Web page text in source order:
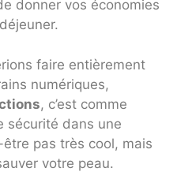
donner vos économies
faire entièrement
numériques,
, c’est comme
sécurité dans une
pas très cool, mais
votre peau.